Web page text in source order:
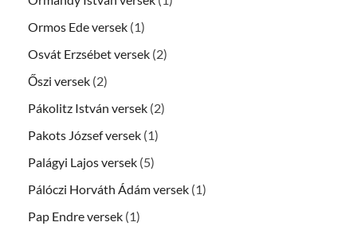
Ormos Ede versek (1)
Osvát Erzsébet versek (2)
Őszi versek (2)
Pákolitz István versek (2)
Pakots József versek (1)
Palágyi Lajos versek (5)
Pálóczi Horváth Ádám versek (1)
Pap Endre versek (1)